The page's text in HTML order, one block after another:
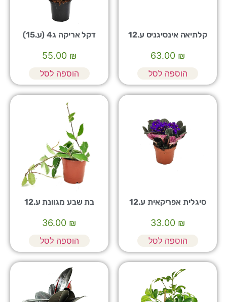
קלתיאה אינסיגניס ע.12
₪
63.00
הוספה לסל
דקל אריקה ג4 (ע.15)
₪
55.00
הוספה לסל
סיגלית אפריקאית ע.12
₪
33.00
הוספה לסל
בת שבע מגוונת ע.12
₪
הוספה לסל